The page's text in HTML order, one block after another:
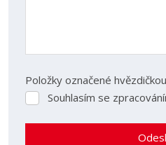
Položky označené
Souhlasím
zpracováním
Souhlasím se